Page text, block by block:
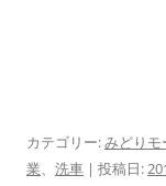
カテゴリー:みどりモ
業、 洗車 | 投稿日: